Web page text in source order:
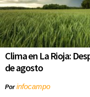
Clima en La Rioja:
de agosto
Porinfocampo